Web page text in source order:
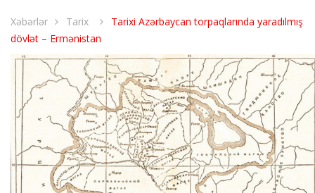
Xəbərlər Tarix
Tarixi Azərbaycan torpaqlarında yaradılmış
dövlət – Ermənistan